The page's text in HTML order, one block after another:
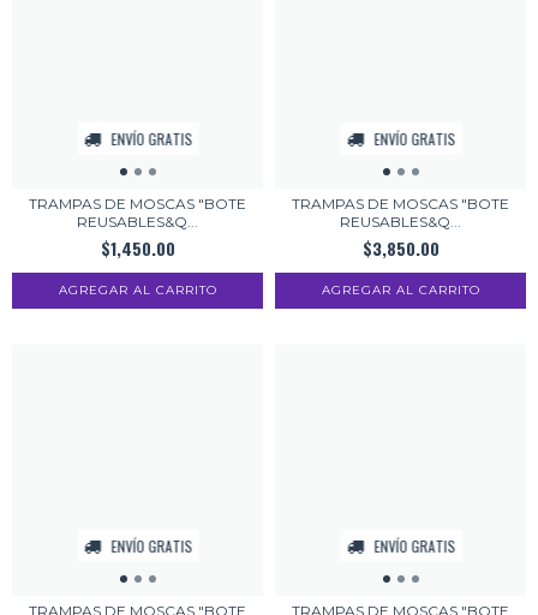
ENVÍO GRATIS
TRAMPAS DE MOSCAS "BOTE
REUSABLES&Q...
$1,450.00
ENVÍO GRATIS
TRAMPAS DE MOSCAS "BOTE
REUSABLES&Q...
$3,850.00
ENVÍO GRATIS
TRAMPAS DE MOSCAS "BOTE
ENVÍO GRATIS
TRAMPAS DE MOSCAS "BOTE